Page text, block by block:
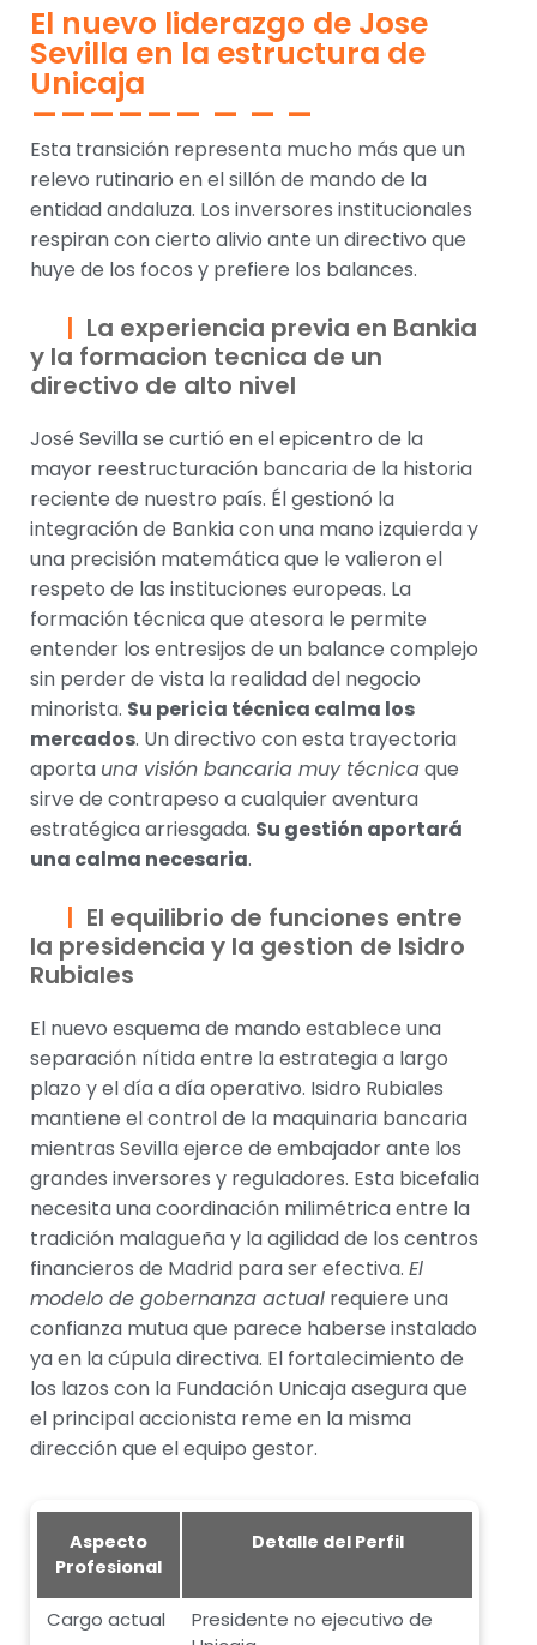
El nuevo liderazgo de Jose
Sevilla en la estructura de
Unicaja
Esta transición representa mucho más que un
relevo rutinario en el sillón de mando de la
entidad andaluza. Los inversores institucionales
respiran con cierto alivio ante un directivo que
huye de los focos y prefiere los balances.
La experiencia previa en Bankia
y la formacion tecnica de un
directivo de alto nivel
José Sevilla se curtió en el epicentro de la
mayor reestructuración bancaria de la historia
reciente de nuestro país. Él gestionó la
integración de Bankia con una mano izquierda y
una precisión matemática que le valieron el
respeto de las instituciones europeas. La
formación técnica que atesora le permite
entender los entresijos de un balance complejo
sin perder de vista la realidad del negocio
minorista. Su pericia técnica calma los
mercados. Un directivo con esta trayectoria
aporta una visión bancaria muy técnicaque
sirve de contrapeso a cualquier aventura
estratégica arriesgada. Su gestión aportará
una calma necesaria.
El equilibrio de funciones entre
la presidencia y la gestion de Isidro
Rubiales
El nuevo esquema de mando establece una
separación nítida entre la estrategia a largo
plazo y el día a día operativo. Isidro Rubiales
mantiene el control de la maquinaria bancaria
mientras Sevilla ejerce de embajador ante los
grandes inversores y reguladores. Esta bicefalia
necesita una coordinación milimétrica entre la
tradición malagueña y la agilidad de los centros
financieros de Madrid para ser efectiva. El
modelo de gobernanza actual requiere una
confianza mutua que parece haberse instalado
ya en la cúpula directiva. El fortalecimiento de
los lazos con la Fundación Unicaja asegura que
el principal accionista reme en la misma
dirección que el equipo gestor.
Aspecto
Profesional
Detalle del Perfil
Cargo actual
Presidente no ejecutivo de